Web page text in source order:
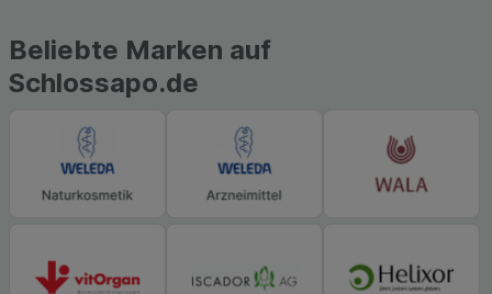
Beliebte Marken auf
Schlossapo.de